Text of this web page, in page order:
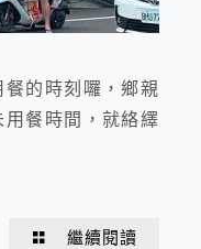
的時刻囉，鄉親
餐時間，就絡繹
繼續閱讀